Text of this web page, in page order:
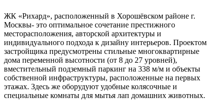
ЖК «Рихард», расположенный в Хорошёвском районе г.
Москвы- это оптимальное сочетание престижного
месторасположения, авторской архитектуры и
индивидуального подхода к дизайну интерьеров. Проектом
застройщика предусмотрены стильные многоквартирные
дома переменной высотности (от 8 до 27 уровней),
вместительный подземный паркинг на 338 м/м и объекты
собственной инфраструктуры, расположенные на первых
этажах. Здесь же оборудуют удобные колясочные и
специальные комнаты для мытья лап домашних животных.